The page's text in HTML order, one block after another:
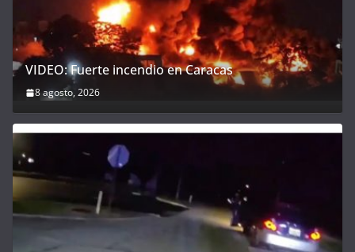
VIDEO: Fuerte incendio en Caracas
8 agosto, 2026